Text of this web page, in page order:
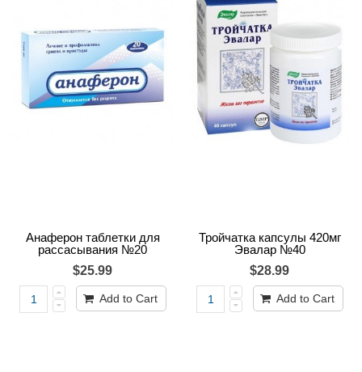
Анаферон таблетки для
рассасывания №20
$25.99
Add to Cart
Тройчатка капсулы 420мг
Эвалар №40
$28.99
Add to Cart